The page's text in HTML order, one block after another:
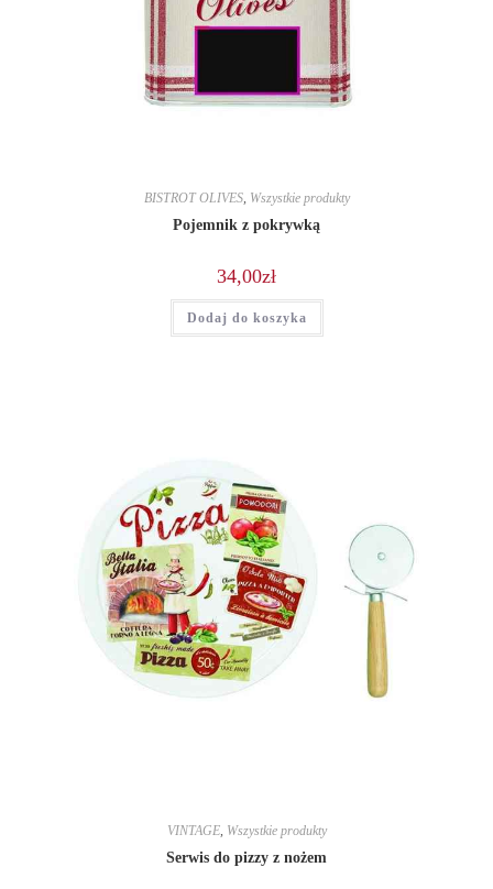
BISTROT OLIVES, Wszystkie produkty
Pojemnik z pokrywką
34,00zł
Dodaj do koszyka
VINTAGE, Wszystkie produkty
Serwis do pizzy z nożem